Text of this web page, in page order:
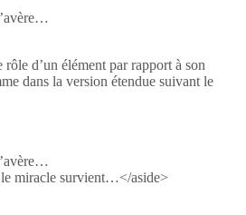
rôle d’un élément par rapport à son
dans la version étendue suivant le
le miracle survient…</aside>